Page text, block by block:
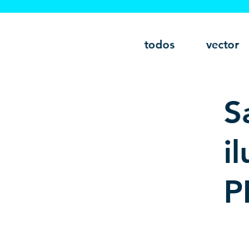
todos vector
estampado